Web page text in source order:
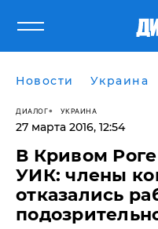
Новости Украина
ДИАЛОГ УКРАИНА
27 марта 2016, 12:54
В Кривом
УИК: члены
отказались